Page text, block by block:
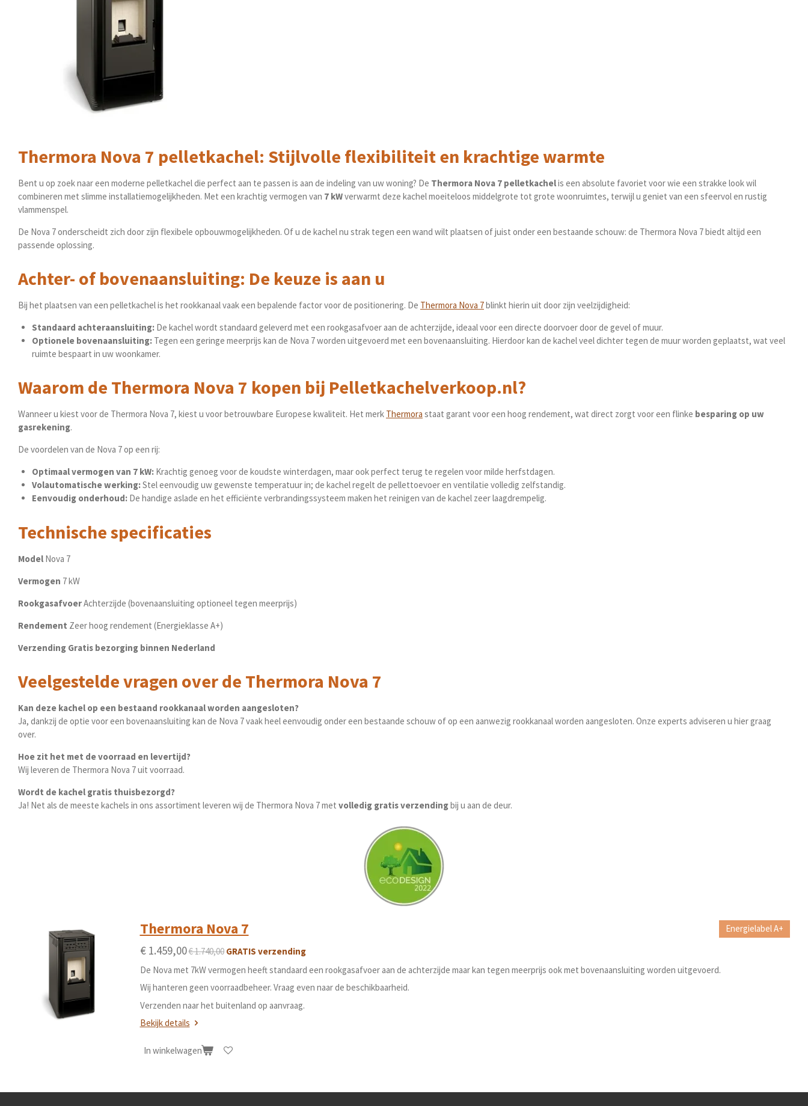
Thermora Nova 7 pelletkachel: Stijlvolle flexibiliteit en krachtige warmte
Bent u op zoek naar een moderne pelletkachel die perfect aan te passen is aan de indeling van uw woning? De Thermora Nova 7 pelletkachelis een absolute favoriet voor wie een strakke look wil
combineren met slimme installatiemogelijkheden. Met een krachtig vermogen van 7 kWverwarmt deze kachel moeiteloos middelgrote tot grote woonruimtes, terwijl u geniet van een sfeervol en rustig
vlammenspel.
De Nova 7 onderscheidt zich door zijn flexibele opbouwmogelijkheden. Of u de kachel nu strak tegen een wand wilt plaatsen of juist onder een bestaande schouw: de Thermora Nova 7 biedt altijd een
passende oplossing.
Achter- of bovenaansluiting: De keuze is aan u
Bij het plaatsen van een pelletkachel is het rookkanaal vaak een bepalende factor voor de positionering. De Thermora Nova 7blinkt hierin uit door zijn veelzijdigheid:
Standaard achteraansluiting:De kachel wordt standaard geleverd met een rookgasafvoer aan de achterzijde, ideaal voor een directe doorvoer door de gevel of muur.
Optionele bovenaansluiting:Tegen een geringe meerprijs kan de Nova 7 worden uitgevoerd met een bovenaansluiting. Hierdoor kan de kachel veel dichter tegen de muur worden geplaatst, wat veel
ruimte bespaart in uw woonkamer.
Waarom de Thermora Nova 7 kopen bij Pelletkachelverkoop.nl?
Wanneer u kiest voor de Thermora Nova 7, kiest u voor betrouwbare Europese kwaliteit. Het merk Thermora staat garant voor een hoog rendement, wat direct zorgt voor een flinke besparing op uw
gasrekening.
De voordelen van de Nova 7 op een rij:
Optimaal vermogen van 7 kW:Krachtig genoeg voor de koudste winterdagen, maar ook perfect terug te regelen voor milde herfstdagen.
Volautomatische werking:Stel eenvoudig uw gewenste temperatuur in; de kachel regelt de pellettoevoer en ventilatie volledig zelfstandig.
Eenvoudig onderhoud:De handige aslade en het efficiënte verbrandingssysteem maken het reinigen van de kachel zeer laagdrempelig.
Technische specificaties
Model Nova 7
Vermogen 7 kW
RookgasafvoerAchterzijde (bovenaansluiting optioneel tegen meerprijs)
Rendement Zeer hoog rendement (Energieklasse A+)
Verzending Gratis bezorging binnen Nederland
Veelgestelde vragen over de Thermora Nova 7
Kan deze kachel op een bestaand rookkanaal worden aangesloten?
Ja, dankzij de optie voor een bovenaansluiting kan de Nova 7 vaak heel eenvoudig onder een bestaande schouw of op een aanwezig rookkanaal worden aangesloten. Onze experts adviseren u hier graag
over.
Hoe zit het met de voorraad en levertijd?
Wij leveren de Thermora Nova 7 uit voorraad.
Wordt de kachel gratis thuisbezorgd?
Ja! Net als de meeste kachels in ons assortiment leveren wij de Thermora Nova 7 met volledig gratis verzendingbij u aan de deur.
Energielabel A+
Thermora Nova 7
€ 1.459,00€ 1.740,00 GRATIS verzending
De Nova met 7kW vermogen heeft standaard een rookgasafvoer aan de achterzijde maar kan tegen meerprijs ook met bovenaansluiting worden uitgevoerd.
Wij hanteren geen voorraadbeheer. Vraag even naar de beschikbaarheid.
Verzenden naar het buitenland op aanvraag.
Bekijk details
In winkelwagen